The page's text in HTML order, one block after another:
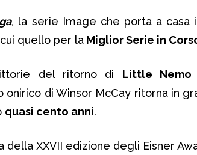
, la serie Image che porta a casa
quello per la Miglior Serie in
del ritorno di Little Nemo
onirico di Winsor McCay ritorna in
quasi cento anni.
XXVII edizione degli Eisner